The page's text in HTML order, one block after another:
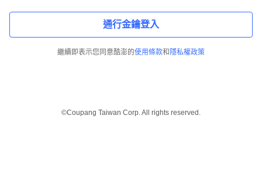
通行金鑰登入
繼續即表示您同意酷澎的使用條款和 隱私權政策
©Coupang Taiwan Corp. All rights reserved.